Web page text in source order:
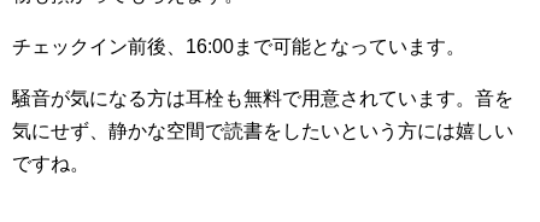
チェックイン前後、16:00まで可能となっています。
騒音が気になる方は耳栓も無料で用意されています。音を
気にせず、静かな空間で読書をしたいという方には嬉しい
ですね。